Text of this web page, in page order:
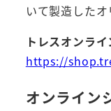
いて製造したオ
トレスオンラ
https://
オンライン